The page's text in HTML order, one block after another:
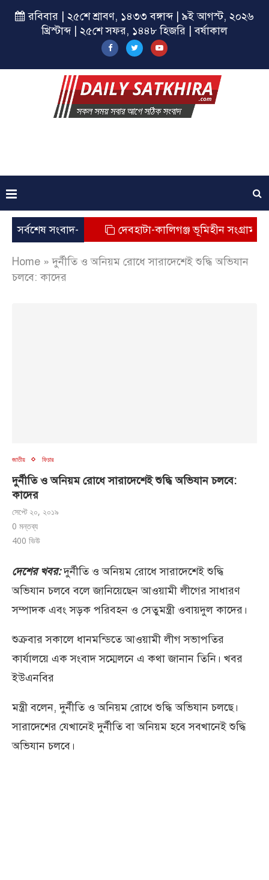
রবিবার | ২৫শে শ্রাবণ, ১৪৩৩ বঙ্গাব্দ | ৯ই আগস্ট, ২০২৬
খ্রিস্টাব্দ | ২৫শে সফর, ১৪৪৮ হিজরি | বর্ষাকাল
সর্বশেষ সংবাদ-
মাসিক সভা দেবহাটা-কালিগঞ্জ ভূমিহীন সংগ্রাম
Home »দুর্নীতি ও অনিয়ম রোধে সারাদেশেই শুদ্ধি অভিযান
চলবে: কাদের
জাতীয় ফিচার
দুর্নীতি ও অনিয়ম রোধে সারাদেশেই শুদ্ধি অভিযান চলবে:
কাদের
সেপ্টে ২০, ২০১৯
0 মন্তব্য
400 ভিউ
দেশের খবর: দুর্নীতি ও অনিয়ম রোধে সারাদেশেই শুদ্ধি
অভিযান চলবে বলে জানিয়েছেন আওয়ামী লীগের সাধারণ
সম্পাদক এবং সড়ক পরিবহন ও সেতুমন্ত্রী ওবায়দুল কাদের।
শুক্রবার সকালে ধানমন্ডিতে আওয়ামী লীগ সভাপতির
কার্যালয়ে এক সংবাদ সম্মেলনে এ কথা জানান তিনি। খবর
ইউএনবির
মন্ত্রী বলেন, দুর্নীতি ও অনিয়ম রোধে শুদ্ধি অভিযান চলছে।
সারাদেশের যেখানেই দুর্নীতি বা অনিয়ম হবে সবখানেই শুদ্ধি
অভিযান চলবে।